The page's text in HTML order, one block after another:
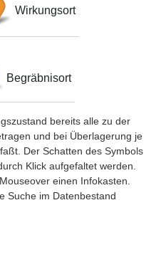
Wirkungsort
Begräbnisort
bereits alle zu der
und bei Überlagerung je
Der Schatten des Symbols
Klick aufgefaltet werden.
einen Infokasten.
Suche im Datenbestand